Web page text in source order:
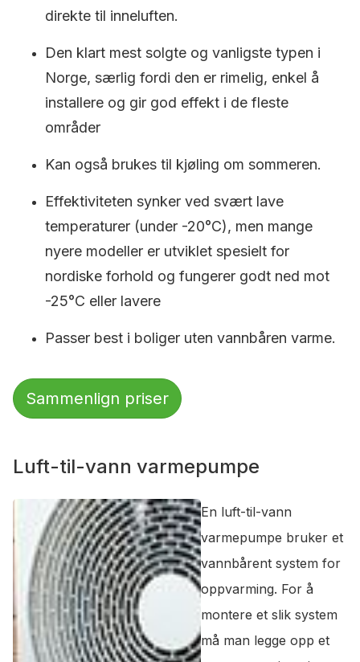
direkte til inneluften.
Den klart mest solgte og vanligste typen i
Norge, særlig fordi den er rimelig, enkel å
installere og gir god effekt i de fleste
områder
Kan også brukes til kjøling om sommeren.
Effektiviteten synker ved svært lave
temperaturer (under -20°C), men mange
nyere modeller er utviklet spesielt for
nordiske forhold og fungerer godt ned mot
-25°C eller lavere
Passer best i boliger uten vannbåren varme.
Sammenlign priser
Luft-til-vann varmepumpe
En luft-til-vann
varmepumpe bruker et
vannbårent system for
oppvarming. For å
montere et slik system
må man legge opp et